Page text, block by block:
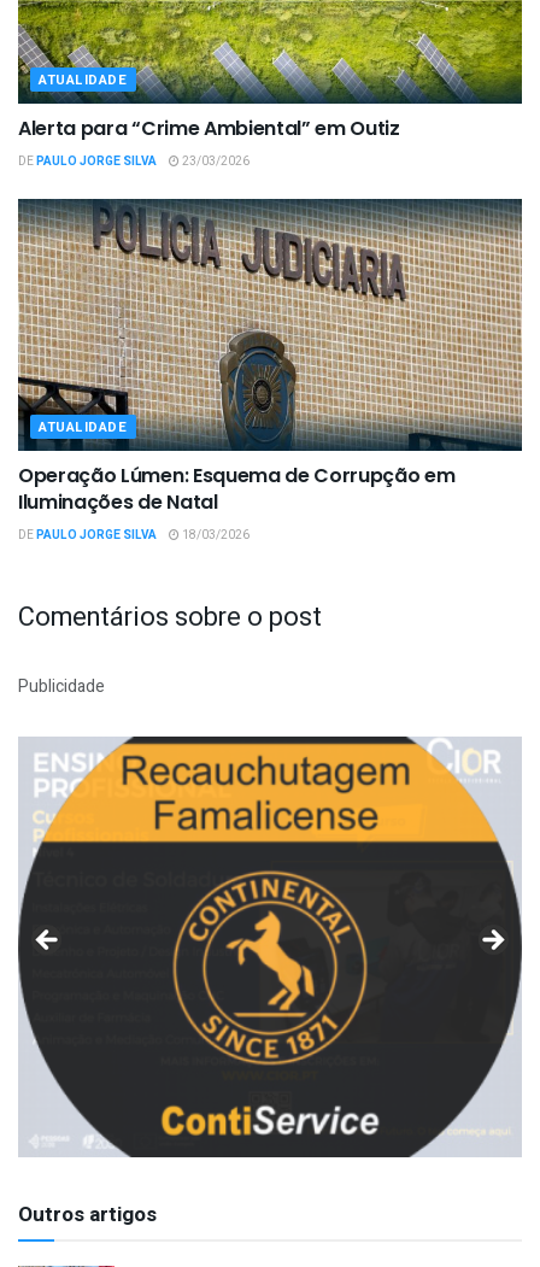
ATUALIDADE
Alerta para “Crime Ambiental” em Outiz
DEPAULO JORGE SILVA 23/03/2026
ATUALIDADE
Operação Lúmen: Esquema de Corrupção em
Iluminações de Natal
DEPAULO JORGE SILVA 18/03/2026
Comentários sobre o post
Publicidade
Outros artigos